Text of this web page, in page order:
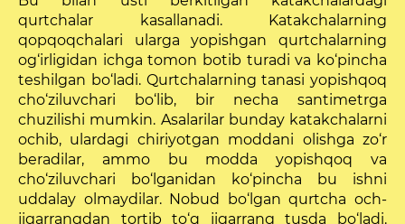
qurtchalar kasallanadi. Katakchalarning
qopqoqchalari ularga yopishgan qurtchalarning
og‘irligidan ichga tomon botib turadi va ko‘pincha
teshilgan bo‘ladi. Qurtchalarning tanasi yopishqoq
cho‘ziluvchari bo‘lib, bir necha santimetrga
chuzilishi mumkin. Asalarilar bunday katakchalarni
ochib, ulardagi chiriyotgan moddani olishga zo‘r
beradilar, ammo bu modda yopishqoq va
cho‘ziluvchari bo‘lganidan ko‘pincha bu ishni
uddalay olmaydilar. Nobud bo‘lgan qurtcha och-
jigarrangdan tortib to‘q jigarrang tus­da bo‘ladi.